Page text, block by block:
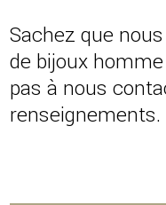
Sachez que
de bijoux
pas à nous
renseignements.